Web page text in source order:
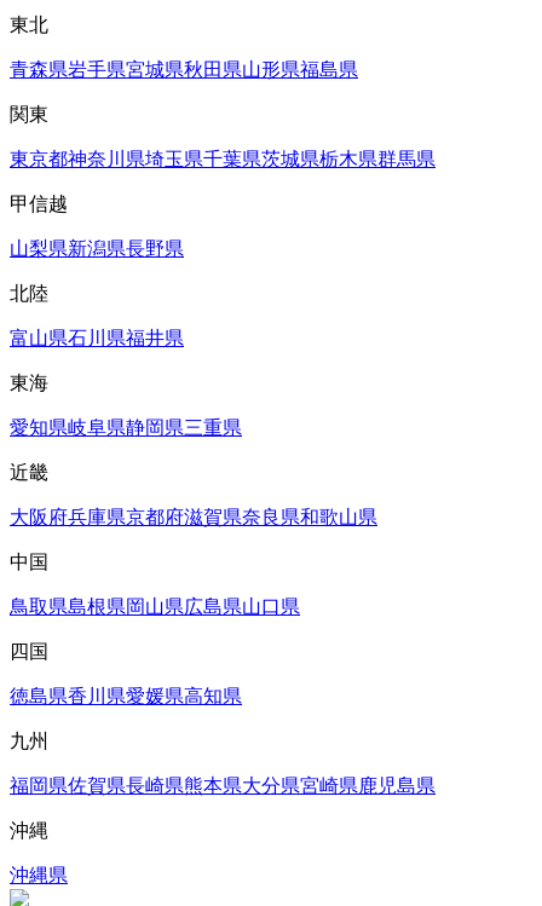
東北
青森県岩手県宮城県秋田県山形県福島県
関東
東京都神奈川県埼玉県千葉県茨城県栃木県群馬県
甲信越
山梨県新潟県長野県
北陸
富山県石川県福井県
東海
愛知県岐阜県静岡県三重県
近畿
大阪府兵庫県京都府滋賀県奈良県和歌山県
中国
鳥取県島根県岡山県広島県山口県
四国
徳島県香川県愛媛県高知県
九州
福岡県佐賀県長崎県熊本県大分県宮崎県鹿児島県
沖縄
沖縄県